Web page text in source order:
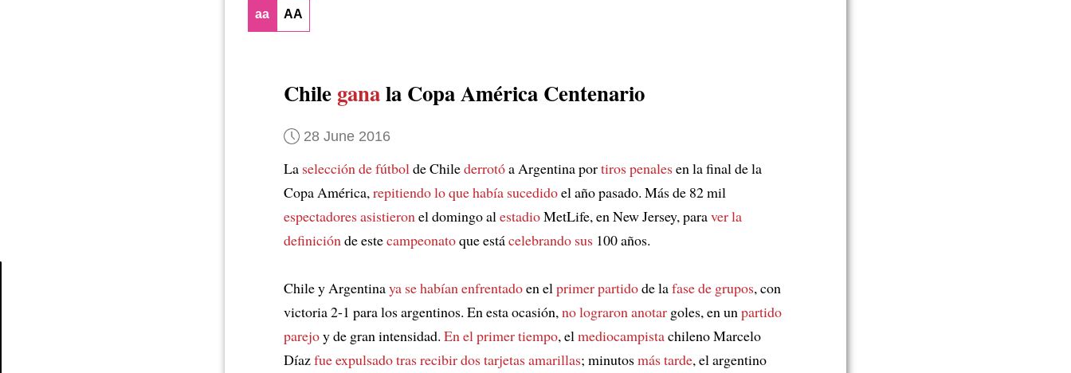
aa AA
Chile ganala Copa América Centenario
28 June 2016
La selección de fútbolde Chilederrotóa Argentina portiros penalesen la final de la
Copa América,repitiendolo que había sucedidoel año pasado. Más de 82 mil
espectadores asistieronel domingo alestadioMetLife, en New Jersey, paraver la
definiciónde estecampeonatoque estácelebrando sus 100 años.
Chile y Argentinaya se habían enfrentadoen elprimer partidode lafase de grupos, con
victoria 2-1 para los argentinos. En esta ocasión,no lograron anotar goles, en unpartido
parejoy de gran intensidad. En el primer tiempo, elmediocampistachileno Marcelo
Díazfue expulsadotras recibir dos tarjetas amarillas; minutosmás tarde, el argentino